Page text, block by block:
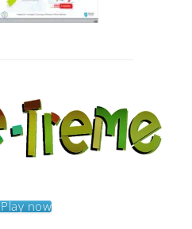
Play now